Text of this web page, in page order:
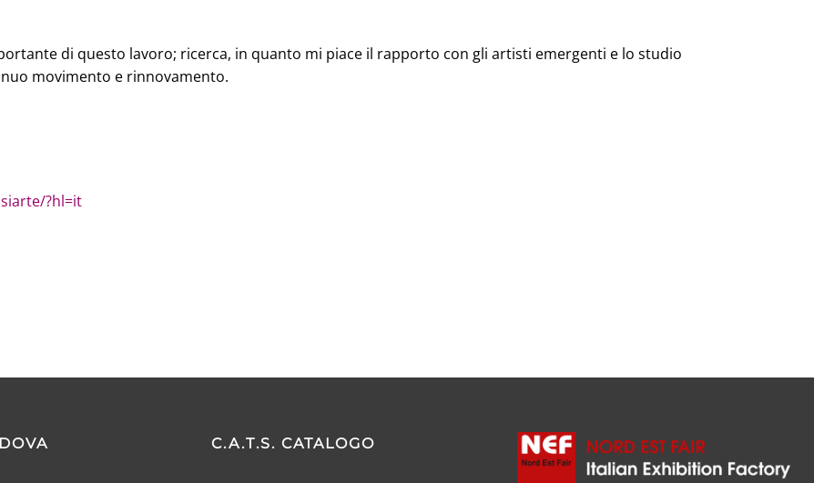
di questo lavoro; ricerca, in quanto mi piace il rapporto con gli artisti emergenti e lo studio
movimento e rinnovamento.
?hl=it
C.A.T.S. CATALOGO